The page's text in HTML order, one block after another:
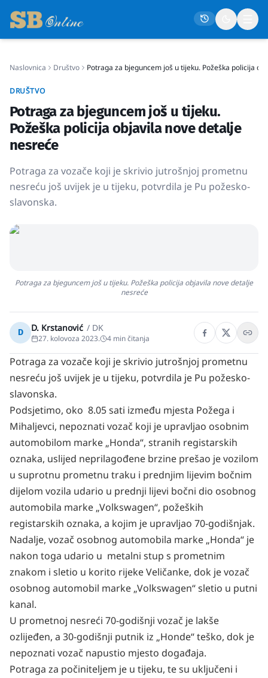
Politika
Gospodarstvo
Crna kronika
Sport
Kultura
Naslovnica Društvo Potraga za bjeguncem još u tijeku. Požeška policija
DRUŠTVO
Potraga za bjeguncem još u tijeku.
Požeška policija objavila nove detalje
nesreće
Potraga za vozače koji je skrivio jutrošnjoj prometnu
nesreću još uvijek je u tijeku, potvrdila je Pu požesko-
slavonska.
Potraga za bjeguncem još u tijeku. Požeška policija objavila nove detalje
nesreće
D D. Krstanović / DK
27. kolovoza 2023. 4 min čitanja
Potraga za vozače koji je skrivio jutrošnjoj prometnu
nesreću još uvijek je u tijeku, potvrdila je Pu požesko-
slavonska.
Podsjetimo, oko 8.05 sati između mjesta Požega i
Mihaljevci, nepoznati vozač koji je upravljao osobnim
automobilom marke „Honda“, stranih registarskih
oznaka, uslijed neprilagođene brzine prešao je vozilom
u suprotnu prometnu traku i prednjim lijevim bočnim
dijelom vozila udario u prednji lijevi bočni dio osobnog
automobila marke „Volkswagen“, požeških
registarskih oznaka, a kojim je upravljao 70-godišnjak.
Nadalje, vozač osobnog automobila marke „Honda“ je
nakon toga udario u metalni stup s prometnim
znakom i sletio u korito rijeke Veličanke, dok je vozač
osobnog automobil marke „Volkswagen“ sletio u putni
kanal.
U prometnoj nesreći 70-godišnji vozač je lakše
ozlijeđen, a 30-godišnji putnik iz „Honde“ teško, dok je
nepoznati vozač napustio mjesto događaja.
Potraga za počiniteljem je u tijeku, te su uključeni i